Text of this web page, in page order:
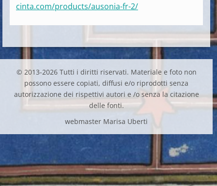
cinta.com/products/ausonia-fr-2/
© 2013-2026 Tutti i diritti riservati. Materiale e foto non
possono essere copiati, diffusi e/o riprodotti senza
autorizzazione dei rispettivi autori e /o senza la citazione
delle fonti.
webmaster Marisa Uberti